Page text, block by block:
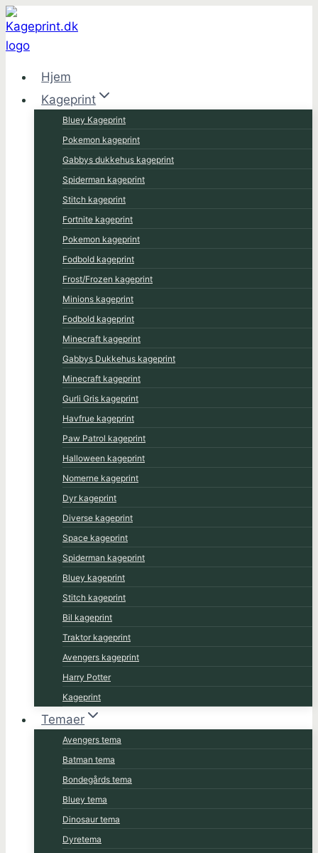
Fortsæt
til
indhold
Hjem
Kageprint
Bluey Kageprint
Pokemon kageprint
Gabbys dukkehus kageprint
Spiderman kageprint
Stitch kageprint
Fortnite kageprint
Pokemon kageprint
Fodbold kageprint
Frost/Frozen kageprint
Minions kageprint
Fodbold kageprint
Minecraft kageprint
Gabbys Dukkehus kageprint
Minecraft kageprint
Gurli Gris kageprint
Havfrue kageprint
Paw Patrol kageprint
Halloween kageprint
Nomerne kageprint
Dyr kageprint
Diverse kageprint
Space kageprint
Spiderman kageprint
Bluey kageprint
Stitch kageprint
Bil kageprint
Traktor kageprint
Avengers kageprint
Harry Potter
Kageprint
Temaer
Avengers tema
Batman tema
Bondegårds tema
Bluey tema
Dinosaur tema
Dyretema